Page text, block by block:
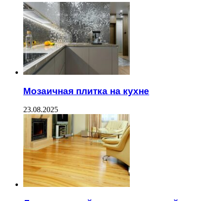
Мозаичная плитка на кухне
23.08.2025